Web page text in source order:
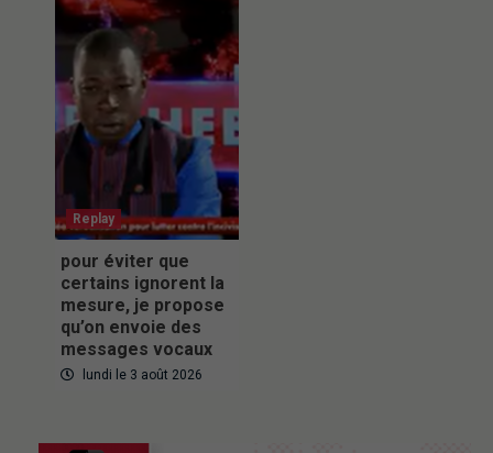
Replay
pour éviter que
certains ignorent la
mesure, je propose
qu’on envoie des
messages vocaux
lundi le 3 août 2026